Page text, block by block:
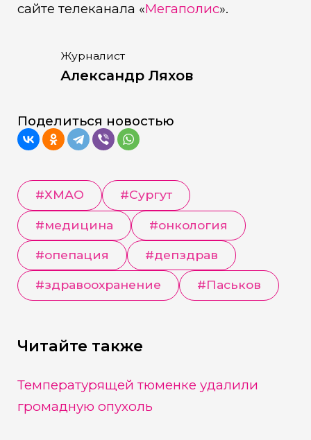
сайте телеканала «Мегаполис».
Журналист
Александр Ляхов
Поделиться новостью
#ХМАО #Сургут
#медицина #онкология
#опепация #депздрав
#здравоохранение #Паськов
Читайте также
Температурящей тюменке удалили
громадную опухоль